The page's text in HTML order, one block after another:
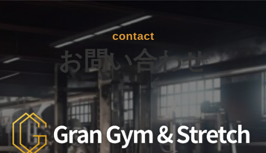
contact
お問い合わせ